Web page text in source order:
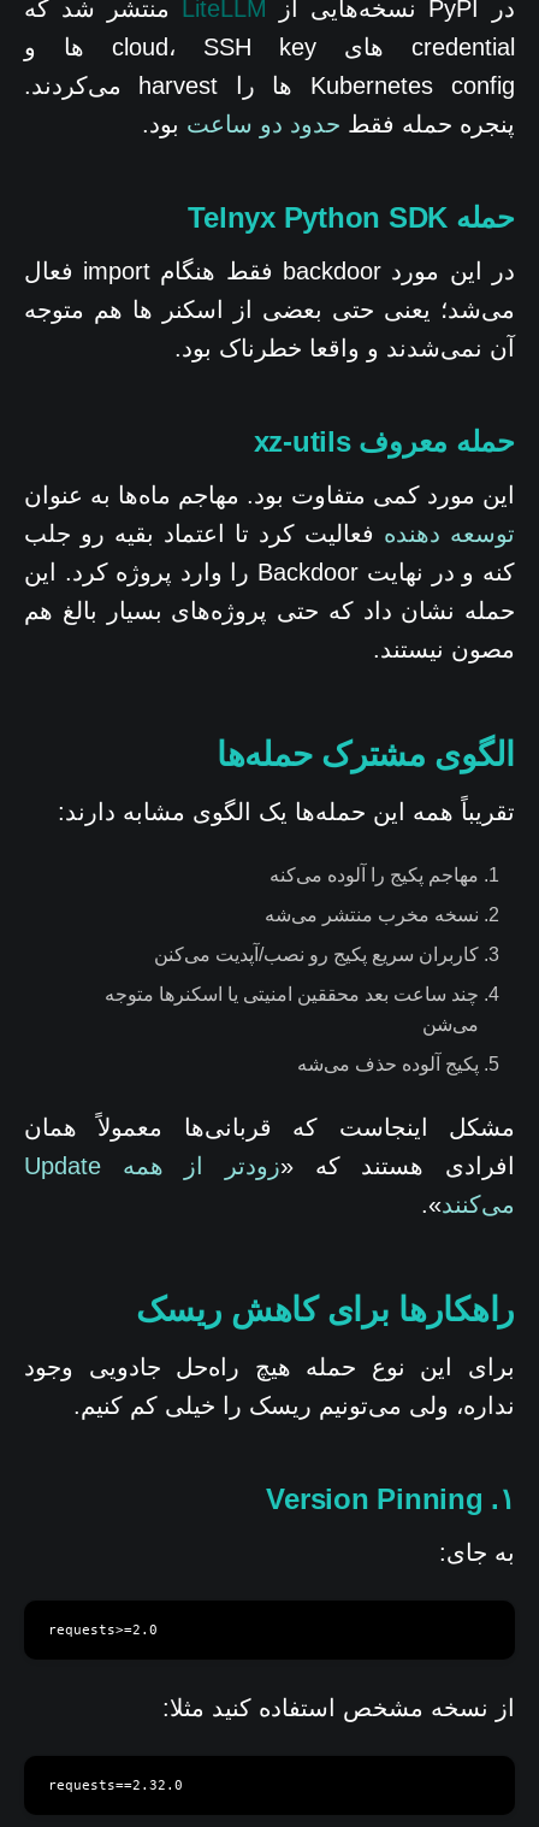
در PyPI نسخه‌هایی از LiteLLM منتشر شد که
credential های cloud، SSH key ها و
Kubernetes config ها را harvest می‌کردند.
پنجره حمله فقط حدود دو ساعت بود.
حمله Telnyx Python SDK
در این مورد backdoor فقط هنگام import فعال
می‌شد؛ یعنی حتی بعضی از اسکنر ها هم متوجه
آن نمی‌شدند و واقعا خطرناک بود.
حمله معروف xz-utils
این مورد کمی متفاوت بود. مهاجم ماه‌ها به عنوان
توسعه دهنده فعالیت کرد تا اعتماد بقیه رو جلب
کنه و در نهایت Backdoor را وارد پروژه کرد. این
حمله نشان داد که حتی پروژه‌های بسیار بالغ هم
مصون نیستند.
الگوی مشترک حمله‌ها
تقریباً همه این حمله‌ها یک الگوی مشابه دارند:
مهاجم پکیج را آلوده می‌کنه
نسخه مخرب منتشر می‌شه
کاربران سریع پکیج رو نصب/آپدیت می‌کنن
چند ساعت بعد محققین امنیتی یا اسکنرها متوجه
می‌شن
پکیج آلوده حذف می‌شه
مشکل اینجاست که قربانی‌ها معمولاً همان
افرادی هستند که «
زودتر از همه Update
می‌کنند».
راهکارها برای کاهش ریسک
برای این نوع حمله هیچ راه‌حل جادویی وجود
نداره، ولی می‌تونیم ریسک را خیلی کم کنیم.
۱. Version Pinning
به جای:
requests>=2.0
از نسخه مشخص استفاده کنید مثلا:
requests==2.32.0